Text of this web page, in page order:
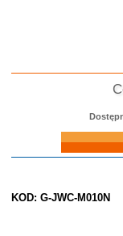
Do koszyka
KOD: G-JWC-M010N